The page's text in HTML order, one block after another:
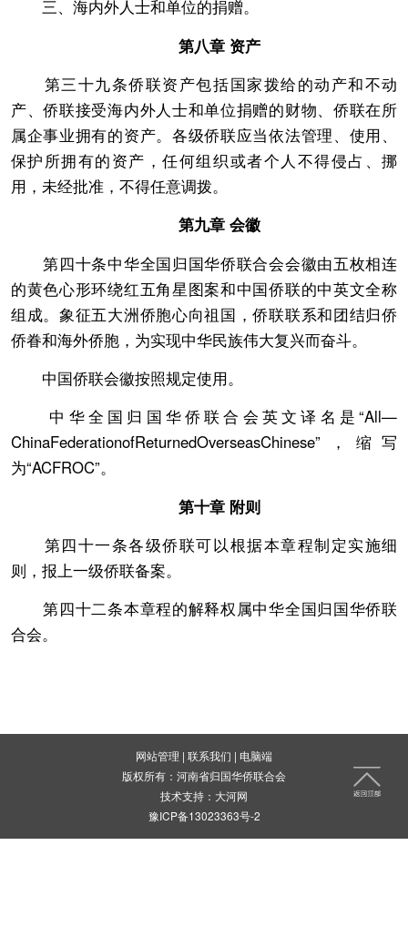
三、海内外人士和单位的捐赠。
第八章 资产
第三十九条侨联资产包括国家拨给的动产和不动
产、侨联接受海内外人士和单位捐赠的财物、侨联在所
属企事业拥有的资产。各级侨联应当依法管理、使用、
保护所拥有的资产，任何组织或者个人不得侵占、挪
用，未经批准，不得任意调拨。
第九章 会徽
第四十条中华全国归国华侨联合会会徽由五枚相连
的黄色心形环绕红五角星图案和中国侨联的中英文全称
组成。象征五大洲侨胞心向祖国，侨联联系和团结归侨
侨眷和海外侨胞，为实现中华民族伟大复兴而奋斗。
中国侨联会徽按照规定使用。
中华全国归国华侨联合会英文译名是“All—
ChinaFederationofReturnedOverseasChinese”，缩写
为“ACFROC”。
第十章 附则
第四十一条各级侨联可以根据本章程制定实施细
则，报上一级侨联备案。
第四十二条本章程的解释权属中华全国归国华侨联
合会。
网站管理 | 联系我们 | 电脑端
版权所有：河南省归国华侨联合会
技术支持： 大河网
豫ICP备13023363号-2